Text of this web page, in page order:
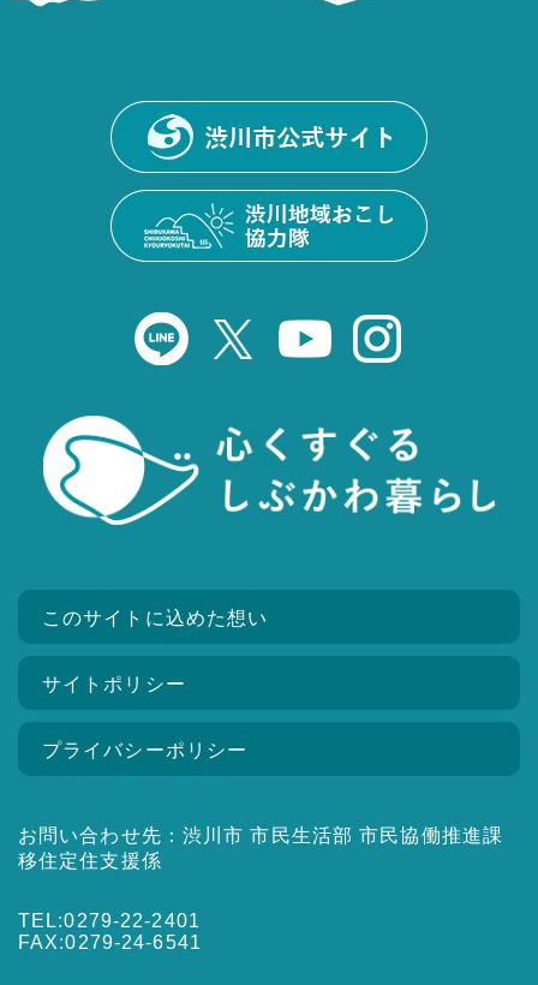
このサイトに込めた想い
サイトポリシー
プライバシーポリシー
お問い合わせ先：渋川市 市民生活部 市民協働推進課
移住定住支援係
TEL:0279-22-2401
FAX:0279-24-6541